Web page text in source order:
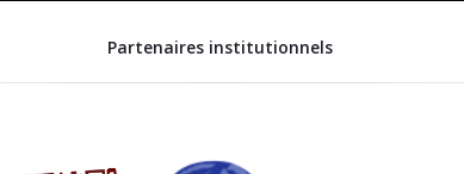
Partenaires institutionnels